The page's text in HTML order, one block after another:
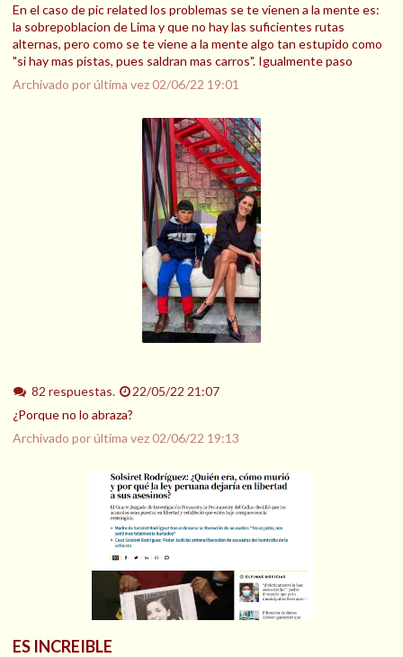
En el caso de pic related los problemas se te vienen a la mente es:
la sobrepoblacion de Lima y que no hay las suficientes rutas
alternas, pero como se te viene a la mente algo tan estupido como
"si hay mas pistas, pues saldran mas carros". Igualmente paso
Archivado por última vez02/06/22 19:01
82 respuestas.
22/05/22 21:07
¿Porque no lo abraza?
Archivado por última vez02/06/22 19:13
ES INCREIBLE